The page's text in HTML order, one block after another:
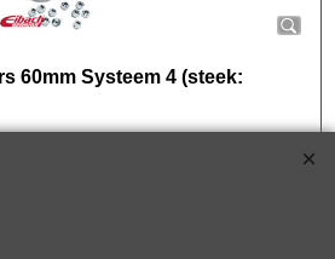
60mm Systeem 4 (steek: